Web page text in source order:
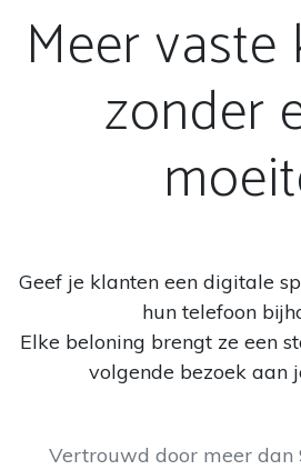
Meer vaste
zonder
Geef je klanten een digitale
hun telefoon
Elke beloning brengt ze een
volgende bezoek aan
Vertrouwd door meer dan